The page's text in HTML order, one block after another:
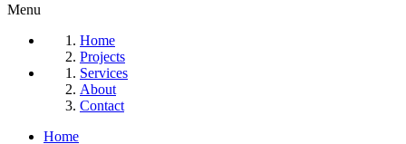
Menu
Home
Projects
Services
About
Contact
Home